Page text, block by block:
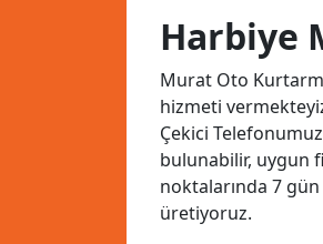
Harbiye
Murat Oto
hizmeti
Çekici Telefonumuz
bulunabilir, uygun
noktalarında 7
üretiyoruz.